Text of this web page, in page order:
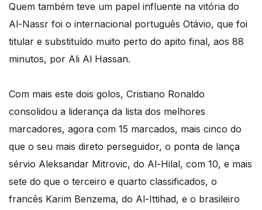
Quem também teve um papel influente na vitória do
Al-Nassr foi o internacional português Otávio, que foi
titular e substituído muito perto do apito final, aos 88
minutos, por Ali Al Hassan.
Com mais este dois golos, Cristiano Ronaldo
consolidou a liderança da lista dos melhores
marcadores, agora com 15 marcados, mais cinco do
que o seu mais direto perseguidor, o ponta de lança
sérvio Aleksandar Mitrovic, do Al-Hilal, com 10, e mais
sete do que o terceiro e quarto classificados, o
francês Karim Benzema, do Al-Ittihad, e o brasileiro